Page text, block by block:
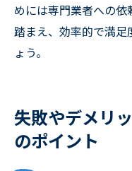
めには専門業者への依
踏まえ、効率的で満足
ょう。
失敗やデメリ
のポイント